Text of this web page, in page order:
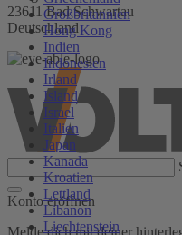
Großbritannien
Hong Kong
Indien
Indonesien
Irland
Island
Israel
Italien
Japan
Kanada
Kroatien
Lettland
Libanon
Liechtenstein
23611 Bad Schwartau
Deutschland
Konto eröffnen